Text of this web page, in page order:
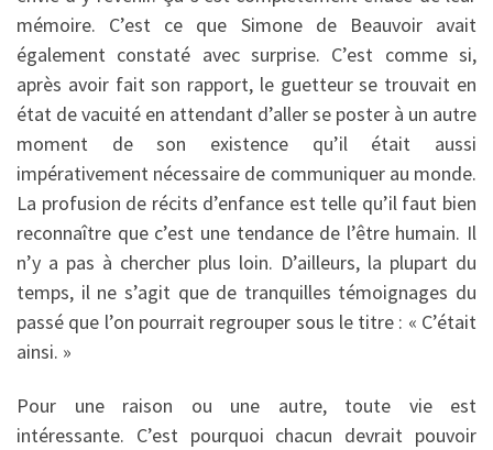
mémoire. C’est ce que Simone de Beauvoir avait
également constaté avec surprise. C’est comme si,
après avoir fait son rapport, le guetteur se trouvait en
état de vacuité en attendant d’aller se poster à un autre
moment de son existence qu’il était aussi
impérativement nécessaire de communiquer au monde.
La profusion de récits d’enfance est telle qu’il faut bien
reconnaître que c’est une tendance de l’être humain. Il
n’y a pas à chercher plus loin. D’ailleurs, la plupart du
temps, il ne s’agit que de tranquilles témoignages du
passé que l’on pourrait regrouper sous le titre : « C’était
ainsi. »
Pour une raison ou une autre, toute vie est
intéressante. C’est pourquoi chacun devrait pouvoir